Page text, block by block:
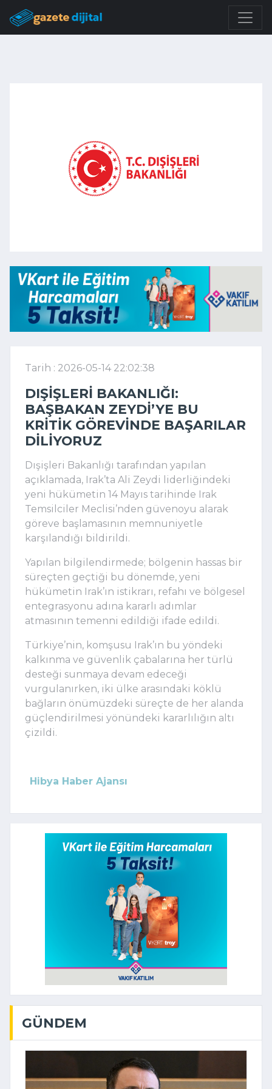
Tarih : 2026-05-14 22:02:38
DIŞIŞLERI BAKANLIĞI:
BAŞBAKAN ZEYDI’YE BU
KRITIK GÖREVINDE BAŞARILAR
DILIYORUZ
Dışişleri Bakanlığı tarafından yapılan
açıklamada, Irak’ta Ali Zeydi liderliğindeki
yeni hükümetin 14 Mayıs tarihinde Irak
Temsilciler Meclisi’nden güvenoyu alarak
göreve başlamasının memnuniyetle
karşılandığı bildirildi.
Yapılan bilgilendirmede; bölgenin hassas bir
süreçten geçtiği bu dönemde, yeni
hükümetin Irak’ın istikrarı, refahı ve bölgesel
entegrasyonu adına kararlı adımlar
atmasının temenni edildiği ifade edildi.
Türkiye’nin, komşusu Irak’ın bu yöndeki
kalkınma ve güvenlik çabalarına her türlü
desteği sunmaya devam edeceği
vurgulanırken, iki ülke arasındaki köklü
bağların önümüzdeki süreçte de her alanda
güçlendirilmesi yönündeki kararlılığın altı
çizildi.
Hibya Haber Ajansı
GÜNDEM